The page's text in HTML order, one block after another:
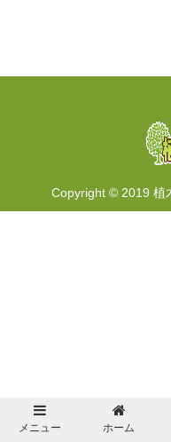
Copyright © 2019 植
メニュー ホーム